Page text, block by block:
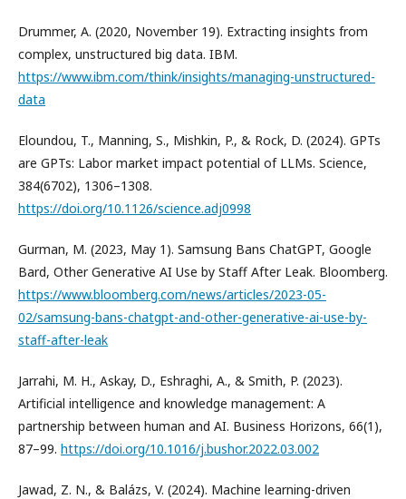
Drummer, A. (2020, November 19). Extracting insights from
complex, unstructured big data. IBM.
https://www.ibm.com/think/insights/managing-unstructured-
data
Eloundou, T., Manning, S., Mishkin, P., & Rock, D. (2024). GPTs
are GPTs: Labor market impact potential of LLMs. Science,
384(6702), 1306–1308.
https://doi.org/10.1126/science.adj0998
Gurman, M. (2023, May 1). Samsung Bans ChatGPT, Google
Bard, Other Generative AI Use by Staff After Leak. Bloomberg.
https://www.bloomberg.com/news/articles/2023-05-
02/samsung-bans-chatgpt-and-other-generative-ai-use-by-
staff-after-leak
Jarrahi, M. H., Askay, D., Eshraghi, A., & Smith, P. (2023).
Artificial intelligence and knowledge management: A
partnership between human and AI. Business Horizons, 66(1),
87–99. https://doi.org/10.1016/j.bushor.2022.03.002
Jawad, Z. N., & Balázs, V. (2024). Machine learning-driven